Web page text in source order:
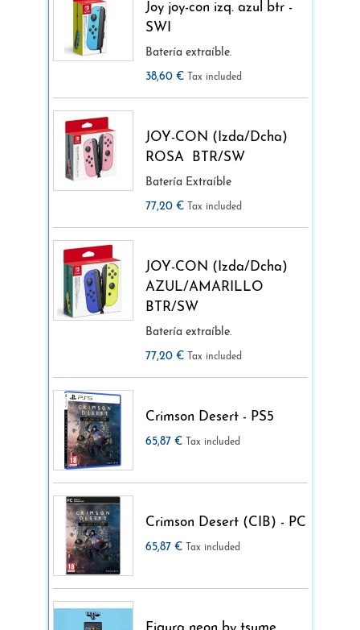
Joy joy-con izq. azul btr -
SWI
Batería extraíble.
38,60 €
Tax included
JOY-CON (Izda/Dcha)
ROSA BTR/SW
Batería Extraíble
77,20 €
Tax included
JOY-CON (Izda/Dcha)
AZUL/AMARILLO
BTR/SW
Batería extraíble.
77,20 €
Tax included
Crimson Desert - PS5
65,87 € Tax included
Crimson Desert (CIB) - PC
65,87 € Tax included